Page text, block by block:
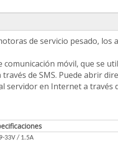
de servicio pesado,
móvil, que se
de SMS. Puede abrir
en Internet a través
33V / 1.5A